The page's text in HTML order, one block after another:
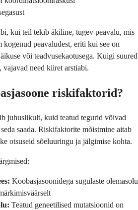
kui teil tekib äkiline, tugev peavalu, mis
peavaludest, eriti kui see on
või teadvusekaotusega. Kuigi suured
vajavad need kiiret arstiabi.
riskifaktorid?
juhuslikult, kuid teatud tegurid võivad
saada. Riskifaktorite mõistmine aitab
otsuseid sõeluuringu ja jälgimise kohta.
Koobasjasoonidega sugulaste olemasolu
Teatud geneetilised mutatsioonid on